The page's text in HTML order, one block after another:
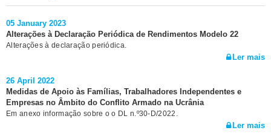
05 January 2023
Alterações à Declaração Periódica de Rendimentos Modelo 22
Alterações à declaração periódica.
Ler mais
26 April 2022
Medidas de Apoio às Famílias, Trabalhadores Independentes e
Empresas no Âmbito do Conflito Armado na Ucrânia
Em anexo informação sobre o o DL n.º30-D/2022.
Ler mais